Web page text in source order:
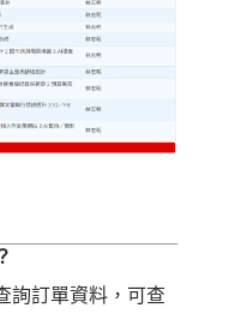
訂單資料，可查